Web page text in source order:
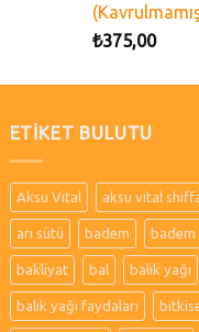
₺375,00
ETIKET BULUTU
Aksu Vital aksu vital
arı sütü badem badem
bakliyat bal balık yağı
balık yağı faydaları